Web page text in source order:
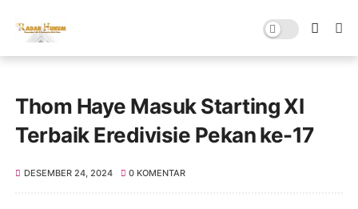
Thom Haye Masuk Starting XI
Terbaik Eredivisie Pekan ke-17
DESEMBER 24, 2024 0 KOMENTAR